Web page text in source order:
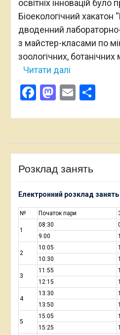
освітніх інновацій було
Біоекологічний хакатон
дводенний
з майстер-класами по
зоологічних, ботанічних
Читати далі
Facebook
Mastodon
Email
Розклад занять
Електронний розклад занять
№ Початок пари
1
08:30
9:00
2
10:05
10:30
3
11:55
12:15
4
13:30
13:50
5
15:05
15:25